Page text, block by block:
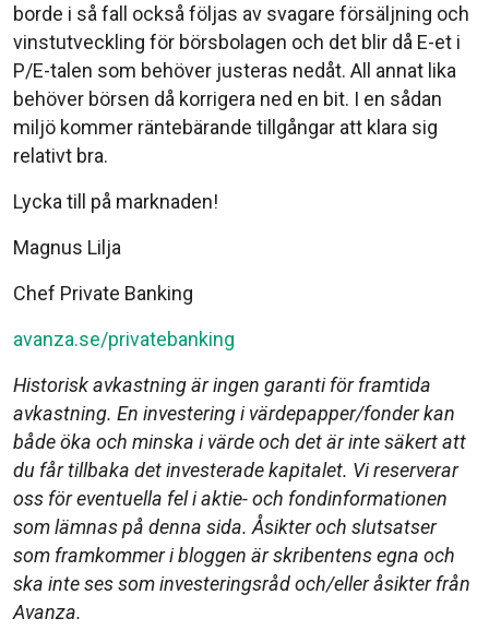
borde i så fall också följas av svagare försäljning och
vinstutveckling för börsbolagen och det blir då E-et i
P/E-talen som behöver justeras nedåt. All annat lika
behöver börsen då korrigera ned en bit. I en sådan
miljö kommer räntebärande tillgångar att klara sig
relativt bra.
Lycka till på marknaden!
Magnus Lilja
Chef Private Banking
avanza.se/privatebanking
Historisk avkastning är ingen garanti för framtida
avkastning. En investering i värdepapper/fonder kan
både öka och minska i värde och det är inte säkert att
du får tillbaka det investerade kapitalet. Vi reserverar
oss för eventuella fel i aktie- och fondinformationen
som lämnas på denna sida. Åsikter och slutsatser
som framkommer i bloggen är skribentens egna och
ska inte ses som investeringsråd och/eller åsikter från
Avanza.